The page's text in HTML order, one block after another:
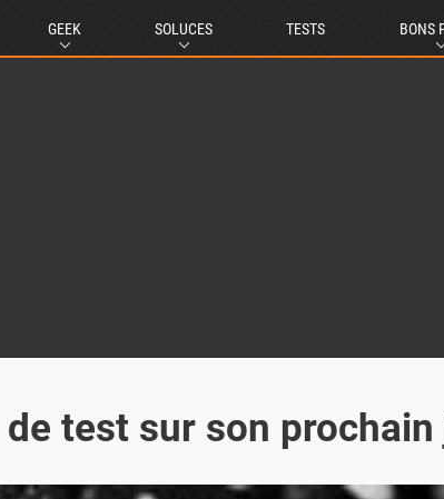
GEEK SOLUCES TESTS BONS
test sur son prochain